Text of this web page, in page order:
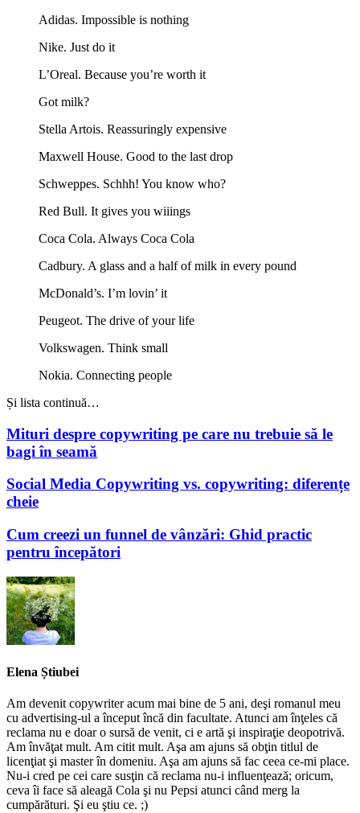
Adidas. Impossible is nothing
Nike. Just do it
L’Oreal. Because you’re worth it
Got milk?
Stella Artois. Reassuringly expensive
Maxwell House. Good to the last drop
Schweppes. Schhh! You know who?
Red Bull. It gives you wiiings
Coca Cola. Always Coca Cola
Cadbury. A glass and a half of milk in every pound
McDonald’s. I’m lovin’ it
Peugeot. The drive of your life
Volkswagen. Think small
Nokia. Connecting people
Și lista continuă…
Mituri despre copywriting pe care nu trebuie să le
bagi în seamă
Social Media Copywriting vs. copywriting: diferențe
cheie
Cum creezi un funnel de vânzări: Ghid practic
pentru începători
Elena Știubei
Am devenit copywriter acum mai bine de 5 ani, deşi romanul meu
cu advertising-ul a început încă din facultate. Atunci am înţeles că
reclama nu e doar o sursă de venit, ci e artă şi inspiraţie deopotrivă.
Am învăţat mult. Am citit mult. Aşa am ajuns să obţin titlul de
licenţiat şi master în domeniu. Aşa am ajuns să fac ceea ce-mi place.
Nu-i cred pe cei care susţin că reclama nu-i influenţează; oricum,
ceva îi face să aleagă Cola şi nu Pepsi atunci când merg la
cumpărături. Şi eu ştiu ce. ;)